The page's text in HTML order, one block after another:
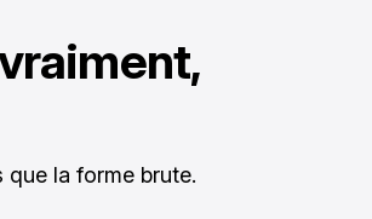
la forme brute.